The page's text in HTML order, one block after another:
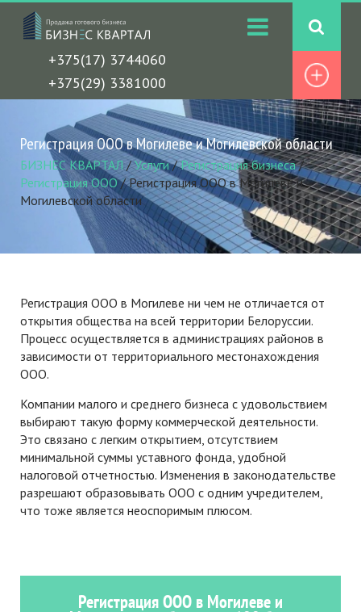
+375(17) 3744060
+375(29) 3381000
Регистрация ООО в Могилеве и Могилевской области
БИЗНЕС КВАРТАЛ/Услуги/Регистрация бизнеса/
Регистрация ООО/Регистрация ООО в Могилеве и
Могилевской области
Регистрация ООО в Могилеве ни чем не отличается от
открытия общества на всей территории Белоруссии.
Процесс осуществляется в администрациях районов в
зависимости от территориального местонахождения
ООО.
Компании малого и среднего бизнеса с удовольствием
выбирают такую форму коммерческой деятельности.
Это связано с легким открытием, отсутствием
минимальной суммы уставного фонда, удобной
налоговой отчетностью. Изменения в законодательстве
разрешают образовывать ООО с одним учредителем,
что тоже является неоспоримым плюсом.
Регистрация ООО в Могилеве и